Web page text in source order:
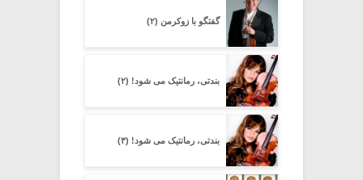
گفتگو با زوکرمن (۲)
بندتی، رمانتیک می شود! (۲)
بندتی، رمانتیک می شود! (۳)